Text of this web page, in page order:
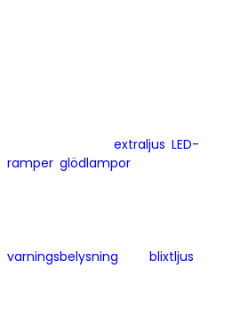
extraljus LED-
ramper glödlampor
varningsbelysning
blixtljus